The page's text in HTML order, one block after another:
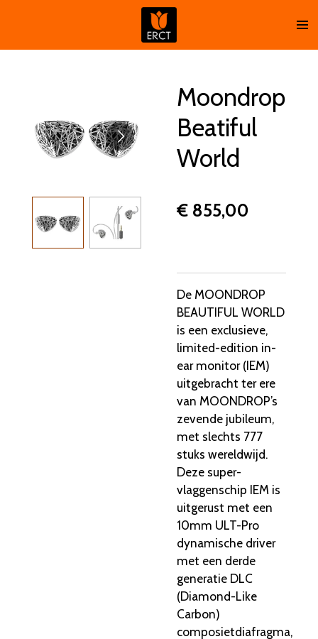
naar
Moondrop
Beatiful
World
€ 855,00
De MOONDROP
BEAUTIFUL WORLD
is een exclusieve,
limited-edition in-
ear monitor (IEM)
uitgebracht ter ere
van MOONDROP’s
zevende jubileum,
met slechts 777
stuks wereldwijd.
Deze super-
vlaggenschip IEM is
uitgerust met een
10mm ULT-Pro
dynamische driver
met een derde
generatie DLC
(Diamond-Like
Carbon)
composietdiafragma,